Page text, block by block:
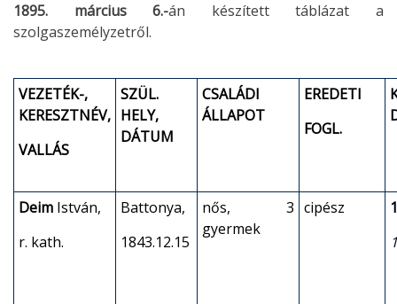
1895. március 6.-án készített táblázat a
szolgaszemélyzetről.
VEZETÉK-,
KERESZTNÉV,
VALLÁS
SZÜL.
HELY,
DÁTUM
CSALÁDI
ÁLLAPOT
EREDETI
FOGL.
Deim István,
r. kath.
Battonya,
1843.12.15
nős, 3
gyermek
cipész